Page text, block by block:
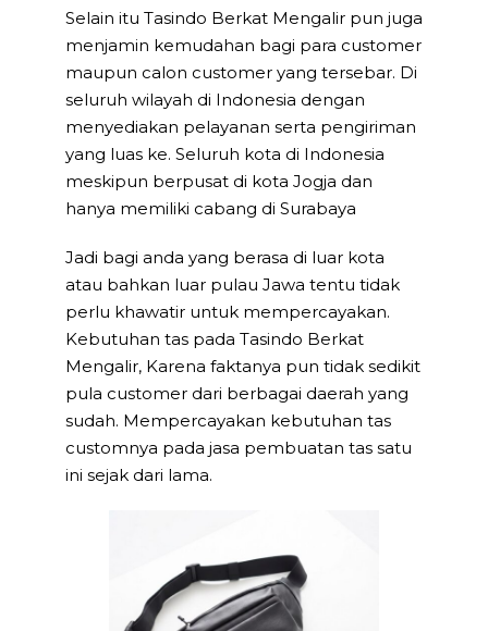
Selain itu Tasindo Berkat Mengalir pun juga
menjamin kemudahan bagi para customer
maupun calon customer yang tersebar. Di
seluruh wilayah di Indonesia dengan
menyediakan pelayanan serta pengiriman
yang luas ke. Seluruh kota di Indonesia
meskipun berpusat di kota Jogja dan
hanya memiliki cabang di Surabaya
Jadi bagi anda yang berasa di luar kota
atau bahkan luar pulau Jawa tentu tidak
perlu khawatir untuk mempercayakan.
Kebutuhan tas pada Tasindo Berkat
Mengalir, Karena faktanya pun tidak sedikit
pula customer dari berbagai daerah yang
sudah. Mempercayakan kebutuhan tas
customnya pada jasa pembuatan tas satu
ini sejak dari lama.